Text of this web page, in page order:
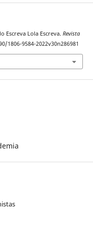
Escreva Lola Escreva. Revista
1806-9584-2022v30n286981